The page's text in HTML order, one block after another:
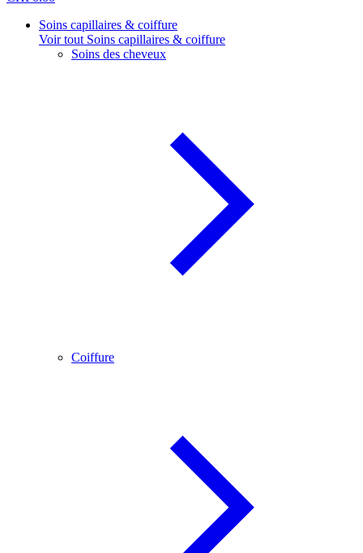
Soins capillaires & coiffure
Voir tout Soins capillaires & coiffure
Soins des cheveux
Coiffure